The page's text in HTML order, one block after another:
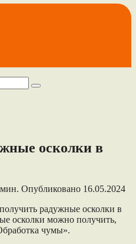
осколки в
Опубликовано 16.05.2024
радужные осколки в
осколки можно получить,
чумы».